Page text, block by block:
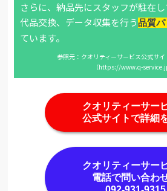
さらに、納品先にスタッフが駐在
代品交換、データ収集を行う品質
ています。
参照元：クオリティーサービス公式サ
（https://www.q-
クオリティーサー
公式サイトで詳細
クオリティーサー
電話で問い合わ